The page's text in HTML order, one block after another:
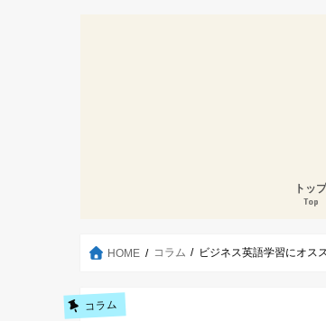
トッ
Top
HOME コラム ビジネス英語学習にオス
コラム